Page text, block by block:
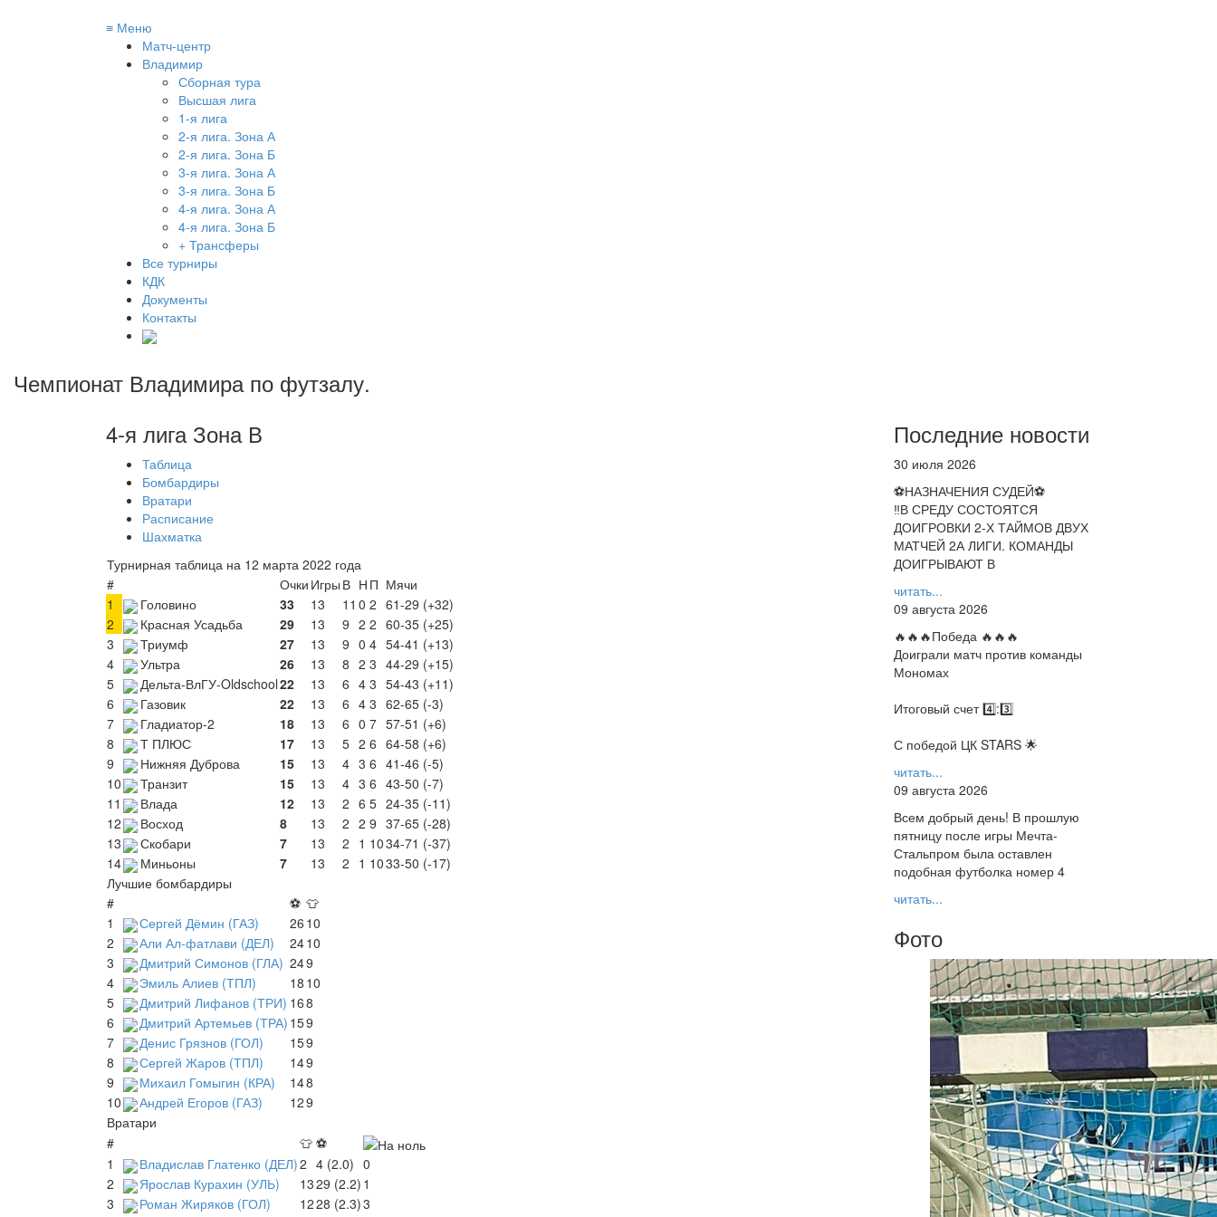
≡ Меню
Матч-центр
Владимир
Сборная тура
Высшая лига
1-я лига
2-я лига. Зона А
2-я лига. Зона Б
3-я лига. Зона А
3-я лига. Зона Б
4-я лига. Зона А
4-я лига. Зона Б
+ Трансферы
Все турниры
КДК
Документы
Контакты
Чемпионат Владимира по футзалу.
4-я лига Зона В
Таблица
Бомбардиры
Вратари
Расписание
Шахматка
Турнирная таблица на 12 марта 2022 года
#
Очки Игры В Н П Мячи
1
Головино 33 13 11 0 2 61-29 (+32)
2
Красная Усадьба 29 13 9 2 2 60-35 (+25)
3
Триумф 27 13 9 0 4 54-41 (+13)
4
Ультра 26 13 8 2 3 44-29 (+15)
5
Дельта-ВлГУ-Oldschool22 13 6 4 3 54-43 (+11)
6
Газовик 22 13 6 4 3 62-65 (-3)
7
Гладиатор-2 18 13 6 0 7 57-51 (+6)
8
Т ПЛЮС 17 13 5 2 6 64-58 (+6)
9
Нижняя Дуброва 15 13 4 3 6 41-46 (-5)
10
Транзит 15 13 4 3 6 43-50 (-7)
11
Влада 12 13 2 6 5 24-35 (-11)
12
Восход 8 13 2 2 9 37-65 (-28)
13
Скобари 7 13 2 1 1034-71 (-37)
14
Миньоны 7 13 2 1 1033-50 (-17)
Лучшие бомбардиры
#
⚽ 👕
1
Сергей Дёмин (ГАЗ) 26 10
2
Али Ал-фатлави (ДЕЛ) 2410
3
Дмитрий Симонов (ГЛА) 249
4
Эмиль Алиев (ТПЛ) 18 10
5
Дмитрий Лифанов (ТРИ) 168
6
Дмитрий Артемьев (ТРА) 159
7
Денис Грязнов (ГОЛ) 159
8
Сергей Жаров (ТПЛ) 149
9
Михаил Гомыгин (КРА) 148
10
Андрей Егоров (ГАЗ) 129
Вратари
#
👕 ⚽
1
Владислав Глатенко (ДЕЛ)2 4 (2.0) 0
2
Ярослав Курахин (УЛЬ) 1329 (2.2) 1
3
Роман Жиряков (ГОЛ) 1228 (2.3)3
Последние новости
30 июля 2026
⚽НАЗНАЧЕНИЯ СУДЕЙ⚽
‼В СРЕДУ СОСТОЯТСЯ
ДОИГРОВКИ 2-Х ТАЙМОВ ДВУХ
МАТЧЕЙ 2А ЛИГИ. КОМАНДЫ
ДОИГРЫВАЮТ В
читать...
09 августа 2026
🔥🔥🔥Победа 🔥🔥🔥
Доиграли матч против команды
Мономах
Итоговый счет 4️⃣:3️⃣
С победой ЦК STARS 🌟
читать...
09 августа 2026
Всем добрый день! В прошлую
пятницу после игры Мечта-
Стальпром была оставлен
подобная футболка номер 4
читать...
Фото